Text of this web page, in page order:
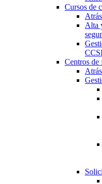
Cursos de
Atrás
Alta
Centros de
Atrás